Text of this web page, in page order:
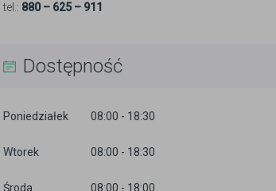
tel.: 880 – 625 – 911
Dostępność
Poniedziałek 08:00 - 18:30
Wtorek 08:00 - 18:30
Środa 08:00 - 18:00